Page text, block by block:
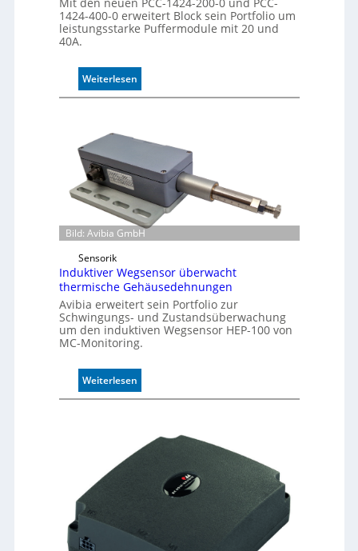
l
e
1424-400-0 erweitert Block sein Portfolio um
leistungsstarke Puffermodule mit 20 und
40A.
Weiterlesen:
P
f
r
o
d
u
l
m
i
t
2
0
u
n
d
4
Bild: Avibia GmbH
Sensorik
Induktiver Wegsensor überwacht
thermische Gehäusedehnungen
Avibia erweitert sein Portfolio zur
Schwingungs- und Zustandsüberwachung
um den induktiven Wegsensor HEP-100 von
MC-Monitoring.
Weiterlesen:
I
k
r